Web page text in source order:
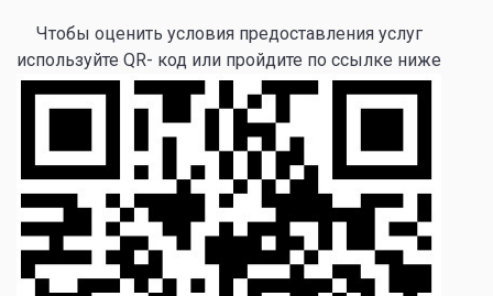
Чтобы оценить условия предоставления услуг
используйте QR- код или пройдите по ссылке ниже